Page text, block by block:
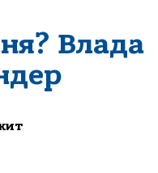
Влада